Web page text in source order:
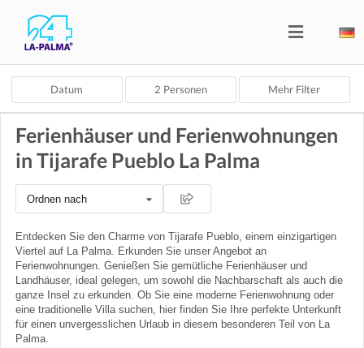
Datum 2 Personen Mehr Filter
Ferienhäuser und Ferienwohnungen
in Tijarafe Pueblo La Palma
Ordnen nach
Entdecken Sie den Charme von Tijarafe Pueblo, einem einzigartigen
Viertel auf La Palma. Erkunden Sie unser Angebot an
Ferienwohnungen. Genießen Sie gemütliche Ferienhäuser und
Landhäuser, ideal gelegen, um sowohl die Nachbarschaft als auch die
ganze Insel zu erkunden. Ob Sie eine moderne Ferienwohnung oder
eine traditionelle Villa suchen, hier finden Sie Ihre perfekte Unterkunft
für einen unvergesslichen Urlaub in diesem besonderen Teil von La
Palma.